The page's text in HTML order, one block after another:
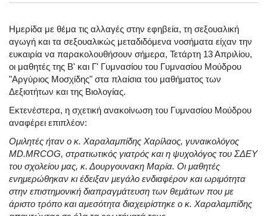
Ημερίδα με θέμα τις αλλαγές στην εφηβεία, τη σεξουαλική
αγωγή και τα σεξουαλικώς μεταδιδόμενα νοσήματα είχαν την
ευκαιρία να παρακολουθήσουν σήμερα, Τετάρτη 13 Απριλίου,
οι μαθητές της Β' και Γ' Γυμνασίου του Γυμνασίου Μούδρου
"Αργύριος Μοσχίδης" στα πλαίσια του μαθήματος των
Δεξιοτήτων και της Βιολογίας.
Εκτενέστερα, η σχετική ανακοίνωση του Γυμνασίου Μούδρου
αναφέρει επιπλέον:
Ομιλητές ήταν ο κ. Χαραλαμπίδης Χαρίλαος, γυναικολόγος
MD.MRCOG, στρατιωτικός γιατρός και η ψυχολόγος του ΣΔΕΥ
του σχολείου μας, κ. Δουργουνακη Μαρία. Οι μαθητές
ενημερώθηκαν κι έδειξαν μεγάλο ενδιαφέρον και ωριμότητα
στην επιστημονική διαπραγμάτευση των θεμάτων που με
άριστο τρόπο και αμεσότητα διαχειρίστηκε ο κ. Χαραλαμπίδης